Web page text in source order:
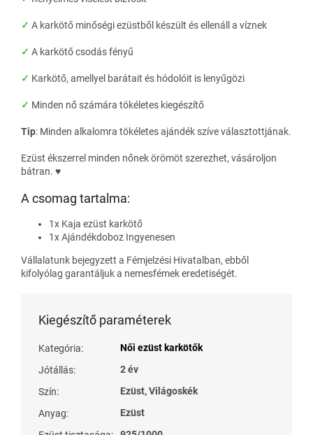
✓ A karkötő minőségi ezüstből készült és ellenáll a víznek
✓ A karkötő csodás fényű
✓ Karkötő, amellyel barátait és hódolóit is lenyűgözi
✓ Minden nő számára tökéletes kiegészítő
Tip: Minden alkalomra tökéletes ajándék szíve választottjának.
Ezüst ékszerrel minden nőnek örömöt szerezhet, vásároljon
bátran. ♥
A csomag tartalma:
1x Kaja ezüst karkötő
1x Ajándékdoboz Ingyenesen
Vállalatunk bejegyzett a Fémjelzési Hivatalban, ebből
kifolyólag garantáljuk a nemesfémek eredetiségét.
Kiegészítő paraméterek
Kategória:
Női ezüst karkötők
Jótállás:
2 év
Szín:
Ezüst, Világoskék
Anyag:
Ezüst